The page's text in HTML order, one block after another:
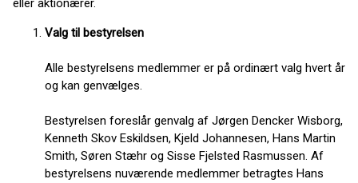
eller aktionærer.
Valg til bestyrelsen
Alle bestyrelsens medlemmer er på ordinært valg hvert år
og kan genvælges.
Bestyrelsen foreslår genvalg af Jørgen Dencker Wisborg,
Kenneth Skov Eskildsen, Kjeld Johannesen, Hans Martin
Smith, Søren Stæhr og Sisse Fjelsted Rasmussen. Af
bestyrelsens nuværende medlemmer betragtes Hans